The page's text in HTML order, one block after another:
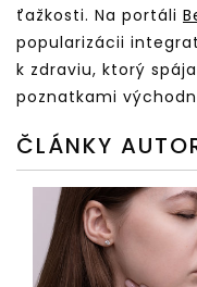
ťažkosti. Na portáli
popularizácii
k zdraviu, ktorý
poznatkami
ČLÁNKY